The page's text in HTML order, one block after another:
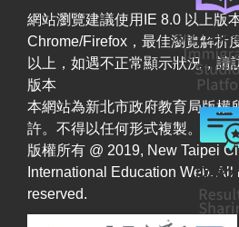
網站瀏覽建議使用IE 8.0 以上版
Chrome/Firefox，最佳瀏覽解析
以上，如遇不正常顯示狀況，請
版本
本網站為新北市政府教育局版權
許。不得以任何形式複製。
版權所有 @ 2019, New Taipei
International Education Web. All
reserved.